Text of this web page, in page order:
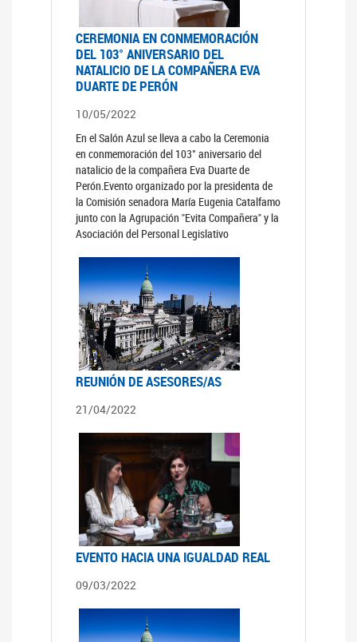
CEREMONIA EN CONMEMORACIÓN
DEL 103° ANIVERSARIO DEL
NATALICIO DE LA COMPAÑERA EVA
DUARTE DE PERÓN
10/05/2022
En el Salón Azul se lleva a cabo la Ceremonia
en conmemoración del 103° aniversario del
natalicio de la compañera Eva Duarte de
Perón.Evento organizado por la presidenta de
la Comisión senadora María Eugenia Catalfamo
junto con la Agrupación "Evita Compañera" y la
Asociación del Personal Legislativo
REUNIÓN DE ASESORES/AS
21/04/2022
EVENTO HACIA UNA IGUALDAD REAL
09/03/2022